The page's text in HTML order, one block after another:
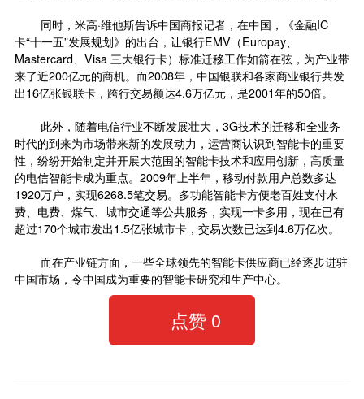
同时，米高·维他斯告诉中国商报记者，在中国，《金融IC
卡“十一五”发展规划》的出台，让银行EMV（Europay、
Mastercard、Visa 三大银行卡）标准迁移工作如箭在弦，为产业带
来了近200亿元的商机。而2008年，中国银联和各家商业银行共发
出16亿张银联卡，跨行交易额达4.6万亿元，是2001年的50倍。
此外，随着电信行业不断发展壮大，3G技术的迁移和全业务
时代的到来为市场带来新的发展动力，运营商认识到智能卡的重要
性，纷纷开始制定并开展大范围的智能卡技术和应用创新，高质量
的电信智能卡成为重点。2009年上半年，移动付款用户总数多达
1920万户，实现6268.5笔交易。多功能智能卡方便老百姓支付水
费、电费、煤气、城市交通等公共服务，实现一卡多用，现在已有
超过170个城市发出1.5亿张城市卡，交易次数已达到4.6万亿次。
而在产业链方面，一些全球领先的智能卡供应商已经逐步进驻
中国市场，令中国成为重要的智能卡研究和生产中心。
点赞 0